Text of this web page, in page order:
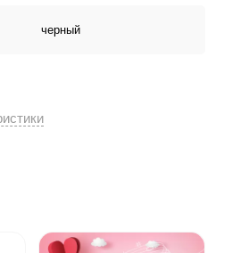
черный